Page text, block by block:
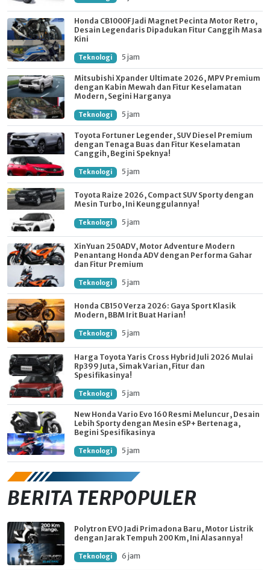
Honda CB1000F Jadi Magnet Pecinta Motor Retro,
Desain Legendaris Dipadukan Fitur Canggih Masa
Kini
Teknologi 5 jam
Mitsubishi Xpander Ultimate 2026, MPV Premium
dengan Kabin Mewah dan Fitur Keselamatan
Modern, Segini Harganya
Teknologi 5 jam
Toyota Fortuner Legender, SUV Diesel Premium
dengan Tenaga Buas dan Fitur Keselamatan
Canggih, Begini Speknya!
Teknologi 5 jam
Toyota Raize 2026, Compact SUV Sporty dengan
Mesin Turbo, Ini Keunggulannya!
Teknologi 5 jam
XinYuan 250ADV, Motor Adventure Modern
Penantang Honda ADV dengan Performa Gahar
dan Fitur Premium
Teknologi 5 jam
Honda CB150 Verza 2026: Gaya Sport Klasik
Modern, BBM Irit Buat Harian!
Teknologi 5 jam
Harga Toyota Yaris Cross Hybrid Juli 2026 Mulai
Rp399 Juta, Simak Varian, Fitur dan
Spesifikasinya!
Teknologi 5 jam
New Honda Vario Evo 160 Resmi Meluncur, Desain
Lebih Sporty dengan Mesin eSP+ Bertenaga,
Begini Spesifikasinya
Teknologi 5 jam
BERITA TERPOPULER
Polytron EVO Jadi Primadona Baru, Motor Listrik
dengan Jarak Tempuh 200 Km, Ini Alasannya!
Teknologi 6 jam